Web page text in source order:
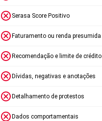
Serasa Score Positivo
Faturamento ou renda presumida
Recomendação e limite de crédito
Dívidas, negativas e anotações
Detalhamento de protestos
Dados comportamentais